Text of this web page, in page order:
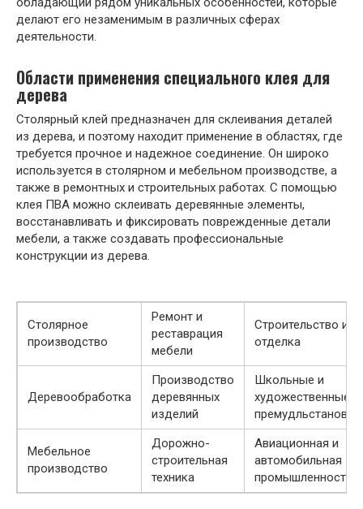
делают его незаменимым в различных сферах
деятельности.
Области применения специального клея для
дерева
Столярный клей предназначен для склеивания деталей
из дерева, и поэтому находит применение в областях, где
требуется прочное и надежное соединение. Он широко
используется в столярном и мебельном производстве, а
также в ремонтных и строительных работах. С помощью
клея ПВА можно склеивать деревянные элементы,
восстанавливать и фиксировать поврежденные детали
мебели, а также создавать профессиональные
конструкции из дерева.
Столярное
производство
Ремонт и
реставрация
мебели
Строительство и
отделка
Деревообработка
Производство
деревянных
изделий
Школьные и
художественные
премудльстановы
Мебельное
производство
Дорожно-
строительная
техника
Авиационная и
автомобильная
промышленность